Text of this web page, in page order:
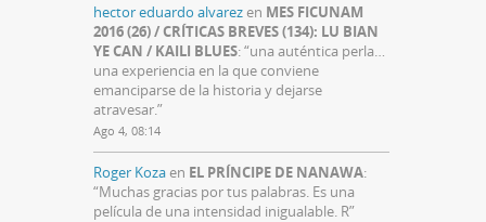
hector eduardo alvarezen MES FICUNAM
2016 (26) / CRÍTICAS BREVES (134): LU BIAN
YE CAN / KAILI BLUES: “una auténtica perla…
una experiencia en la que conviene
emanciparse de la historia y dejarse
atravesar.”
Ago 4, 08:14
Roger Kozaen EL PRÍNCIPE DE NANAWA:
“Muchas gracias por tus palabras. Es una
película de una intensidad inigualable. R”